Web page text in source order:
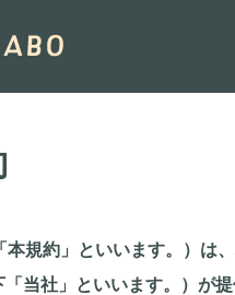
本規約」といいます。）は
当社」といいます。）が